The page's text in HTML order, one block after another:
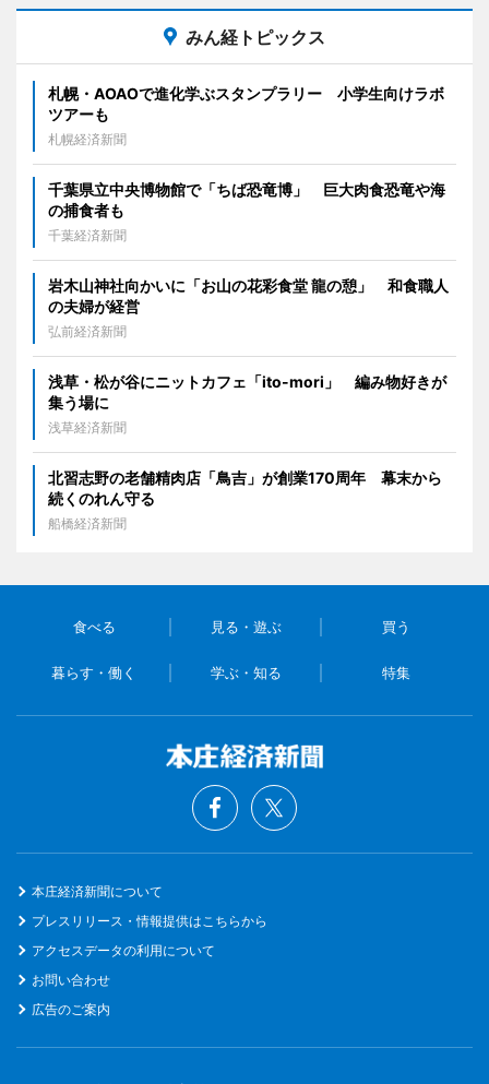
みん経トピックス
札幌・AOAOで進化学ぶスタンプラリー 小学生向けラボ
ツアーも
札幌経済新聞
千葉県立中央博物館で「ちば恐竜博」 巨大肉食恐竜や海
の捕食者も
千葉経済新聞
岩木山神社向かいに「お山の花彩食堂 龍の憩」 和食職人
の夫婦が経営
弘前経済新聞
浅草・松が谷にニットカフェ「ito-mori」 編み物好きが
集う場に
浅草経済新聞
北習志野の老舗精肉店「鳥吉」が創業170周年 幕末から
続くのれん守る
船橋経済新聞
食べる 見る・遊ぶ 買う
暮らす・働く 学ぶ・知る 特集
本庄経済新聞について
プレスリリース・情報提供はこちらから
アクセスデータの利用について
お問い合わせ
広告のご案内